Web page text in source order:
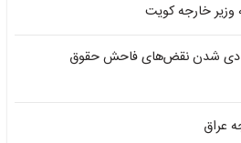
وزیر خارجه کویت
شدن نقض‌های فاحش حقوق
عراق